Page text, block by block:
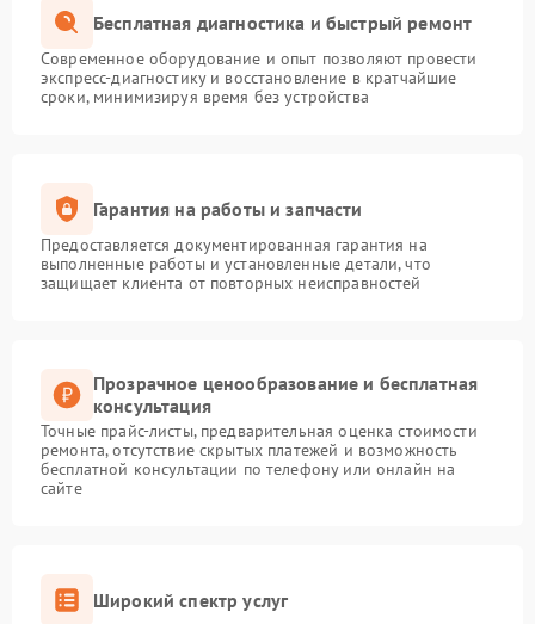
Бесплатная диагностика и быстрый ремонт
Современное оборудование и опыт позволяют провести
экспресс-диагностику и восстановление в кратчайшие
сроки, минимизируя время без устройства
Гарантия на работы и запчасти
Предоставляется документированная гарантия на
выполненные работы и установленные детали, что
защищает клиента от повторных неисправностей
Прозрачное ценообразование и бесплатная
консультация
Точные прайс-листы, предварительная оценка стоимости
ремонта, отсутствие скрытых платежей и возможность
бесплатной консультации по телефону или онлайн на
сайте
Широкий спектр услуг